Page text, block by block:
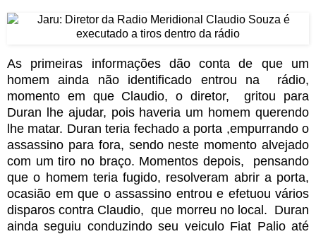
As primeiras informações dão conta de que um
homem ainda não identificado entrou na rádio,
momento em que Claudio, o diretor, gritou para
Duran lhe ajudar, pois haveria um homem querendo
lhe matar. Duran teria fechado a porta ,empurrando o
assassino para fora, sendo neste momento alvejado
com um tiro no braço. Momentos depois, pensando
que o homem teria fugido, resolveram abrir a porta,
ocasião em que o assassino entrou e efetuou vários
disparos contra Claudio, que morreu no local. Duran
ainda seguiu conduzindo seu veiculo Fiat Palio até